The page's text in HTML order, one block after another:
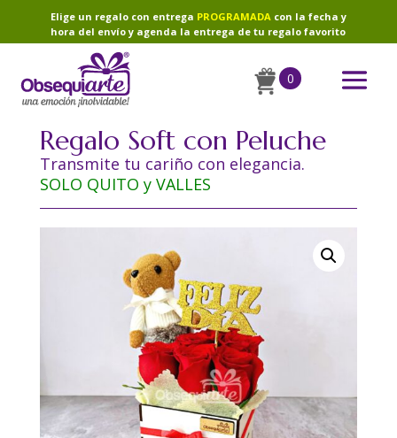
Elige un regalo con entrega PROGRAMADAcon la fecha y
hora del envío y agenda la entrega de tu regalo favorito
0
Regalo Soft con Peluche
Transmite tu cariño con elegancia.
SOLO QUITO y VALLES